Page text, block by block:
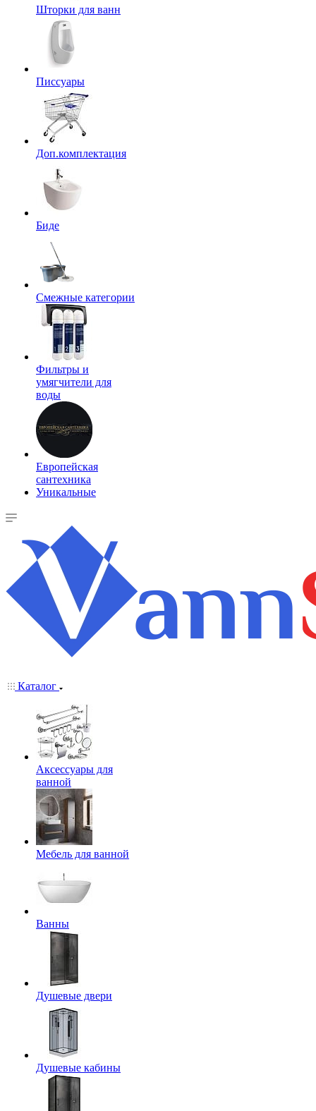
Шторки для ванн
Писсуары
Доп.комплектация
Биде
Смежные категории
Фильтры и
умягчители для
воды
Европейская
сантехника
Уникальные
Каталог
Аксессуары для
ванной
Мебель для ванной
Ванны
Душевые двери
Душевые кабины